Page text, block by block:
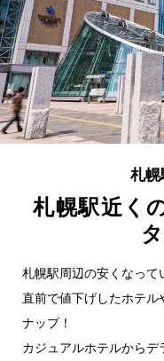
札幌
札幌駅近く
札幌駅周辺の安くなって
直前で値下げしたホテル
ナップ！
カジュアルホテルからデ